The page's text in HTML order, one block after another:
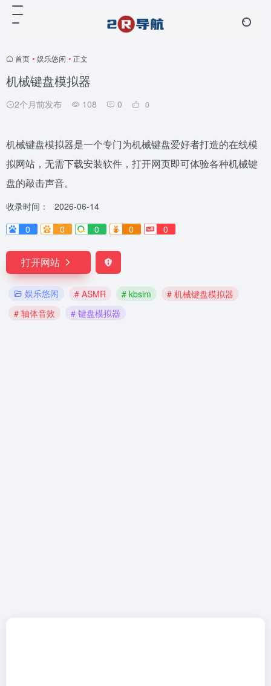
首页 • 娱乐悠闲 • 正文
机械键盘模拟器
2个月前发布 108 0 0
机械键盘模拟器是一个专门为机械键盘爱好者打造的在线模
拟网站，无需下载安装软件，打开网页即可体验各种机械键
盘的敲击声音。
收录时间：
2026-06-14
0
0 0 0 0
打开网站
娱乐悠闲 # ASMR # kbsim
# 机械键盘模拟器
# 轴体音效
# 键盘模拟器